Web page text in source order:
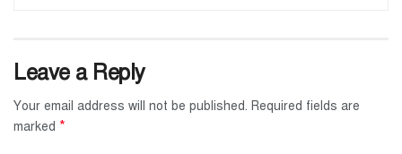
Leave a Reply
Your email address will not be published. Required fields are
marked *